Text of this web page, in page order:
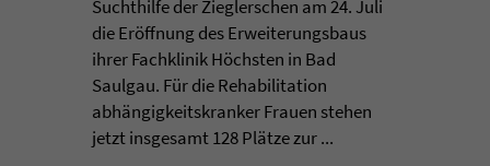
Suchthilfe der Zieglerschen am 24. Juli
die Eröffnung des Erweiterungsbaus
ihrer Fachklinik Höchsten in Bad
Saulgau. Für die Rehabilitation
abhängigkeitskranker Frauen stehen
jetzt insgesamt 128 Plätze zur ...